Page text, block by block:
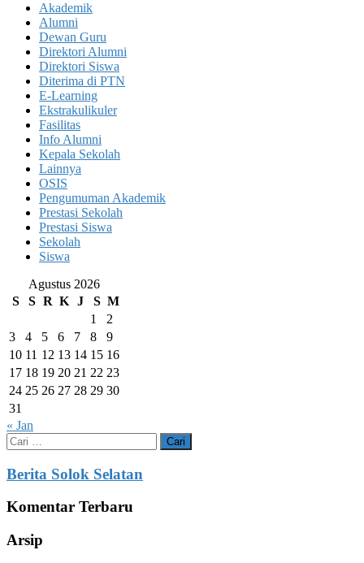
Akademik
Alumni
Dewan Guru
Direktori Alumni
Direktori Siswa
Diterima di PTN
E-Learning
Ekstrakulikuler
Fasilitas
Info Alumni
Kepala Sekolah
Lainnya
OSIS
Pengumuman Akademik
Prestasi Sekolah
Prestasi Siswa
Sekolah
Siswa
Agustus 2026
S
S R K J S M
1
2
3
4 5 6 7 8
9
10 11 12 13 14 15 16
17 18 19 20 21 22 23
24 25 26 27 28 29 30
31
« Jan
Cari
untuk:
Berita Solok Selatan
Komentar Terbaru
Arsip